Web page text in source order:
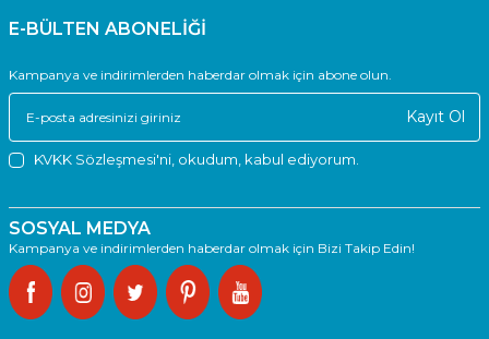
E-BÜLTEN ABONELİĞİ
Kampanya ve indirimlerden haberdar olmak için abone olun.
Kayıt Ol
KVKK Sözleşmesi'ni , okudum, kabul ediyorum.
SOSYAL MEDYA
Kampanya ve indirimlerden haberdar olmak için Bizi Takip Edin!